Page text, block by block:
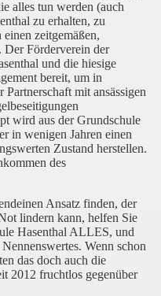
alles tun werden (auch
zu erhalten, zu
zeitgemäßen,
Der Förderverein der
und die hiesige
bereit, um in
mit ansässigen
wird aus der Grundschule
in wenigen Jahren einen
Zustand herstellen.
des
Ansatz finden, der
lindern kann, helfen Sie
Hasenthal ALLES, und
Wenn schon
das doch auch die
2012 fruchtlos gegenüber